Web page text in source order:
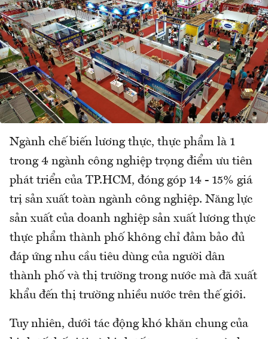
Ngành chế biến lương thực, thực phẩm là 1
trong 4 ngành công nghiệp trọng điểm ưu tiên
phát triển của TP.HCM, đóng góp 14 - 15% giá
trị sản xuất toàn ngành công nghiệp. Năng lực
sản xuất của doanh nghiệp sản xuất lương thực
thực phẩm thành phố không chỉ đảm bảo đủ
đáp ứng nhu cầu tiêu dùng của người dân
thành phố và thị trường trong nước mà đã xuất
khẩu đến thị trường nhiều nước trên thế giới.
Tuy nhiên, dưới tác động khó khăn chung của